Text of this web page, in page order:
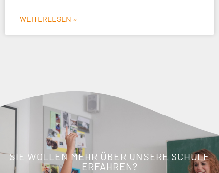
WEITERLESEN »
SIE WOLLEN MEHR ÜBER UNSERE SCHULE
ERFAHREN?